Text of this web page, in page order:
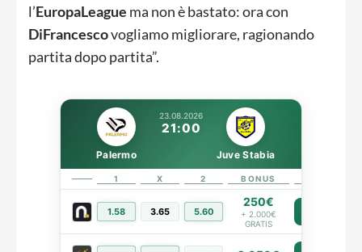
l’EuropaLeague ma non è bastato: ora con
DiFrancescovogliamo migliorare, ragionando
partita dopo partita”.
23.08.2026
21:00
Palermo Juve Stabia
1 X 2 BONUS
1.58 3.65 5.60
250€
+ 2.000€
GRATIS